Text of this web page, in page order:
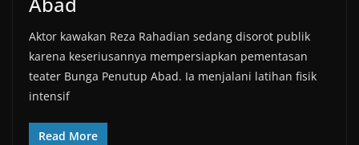
Aktor kawakan Reza Rahadian sedang disorot publik
karena keseriusannya mempersiapkan pementasan
teater Bunga Penutup Abad. Ia menjalani latihan fisik
intensif
Read More